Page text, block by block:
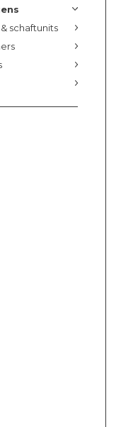
schaftunits